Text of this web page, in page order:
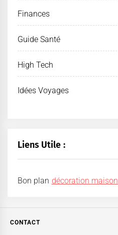
Finances
Guide Santé
High Tech
Idées Voyages
Liens Utile :
Bon plan décoration maison
CONTACT